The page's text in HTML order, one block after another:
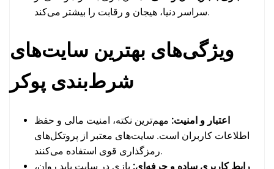
سراسر دنیا، هیجان و رقابت را بیشتر می‌کند.
ویژگی‌های بهترین سایت‌های
شرط‌بندی پوکر
اعتبار و امنیت: مهم‌ترین نکته، امنیت مالی و حفظ
اطلاعات کاربران است. سایت‌های معتبر از پروتکل‌های
رمزگذاری قوی استفاده می‌کنند.
رابط کاربری ساده و حرفه‌ای: بازی در سایت باید روان،